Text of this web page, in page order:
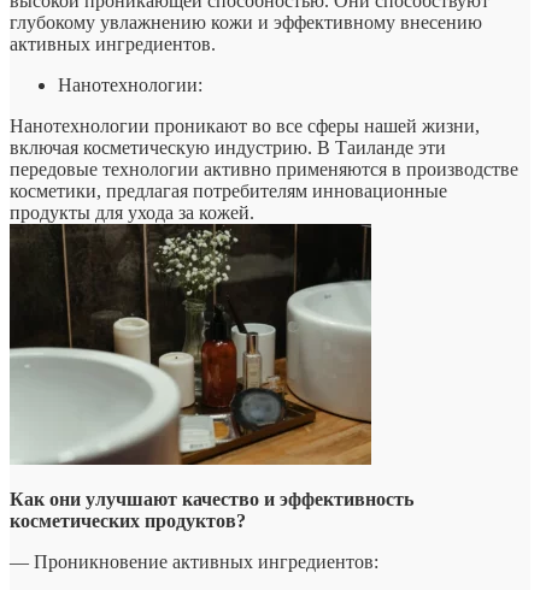
глубокому увлажнению кожи и эффективному внесению
активных ингредиентов.
Нанотехнологии:
Нанотехнологии проникают во все сферы нашей жизни,
включая косметическую индустрию. В Таиланде эти
передовые технологии активно применяются в производстве
косметики, предлагая потребителям инновационные
продукты для ухода за кожей.
Как они улучшают качество и эффективность
косметических продуктов?
— Проникновение активных ингредиентов: